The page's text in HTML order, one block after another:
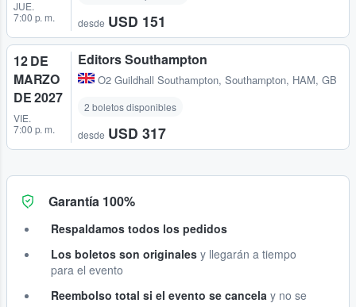
JUE.
7:00 p. m.
desde USD 151
12 DE
MARZO
DE 2027
VIE.
7:00 p. m.
Editors Southampton
O2 Guildhall Southampton, Southampton, HAM, GB
2 boletos disponibles
desde USD 317
Garantía 100%
Respaldamos todos los pedidos
Los boletos son originales y llegarán a tiempo
para el evento
Reembolso total si el evento se cancela y no se